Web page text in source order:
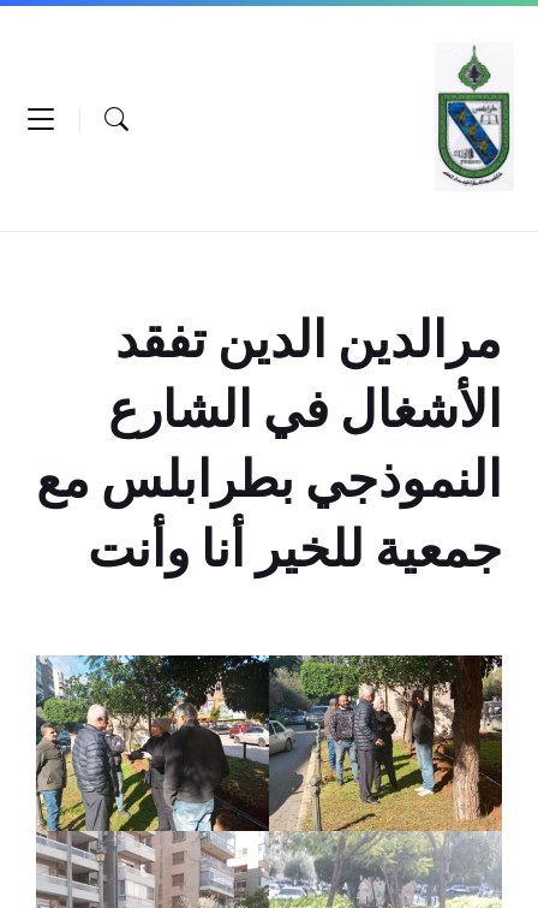
Skip
content
Skip
navigation
Skip
مرالدين الدين تفقد
الأشغال في الشارع
النموذجي بطرابلس مع
جمعية للخير أنا وأنت